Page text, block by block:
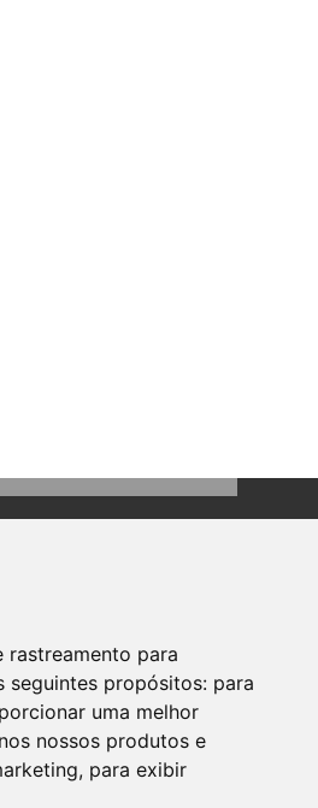
para
seguintes propósitos: para
uma melhor
nossos produtos e
, para exibir